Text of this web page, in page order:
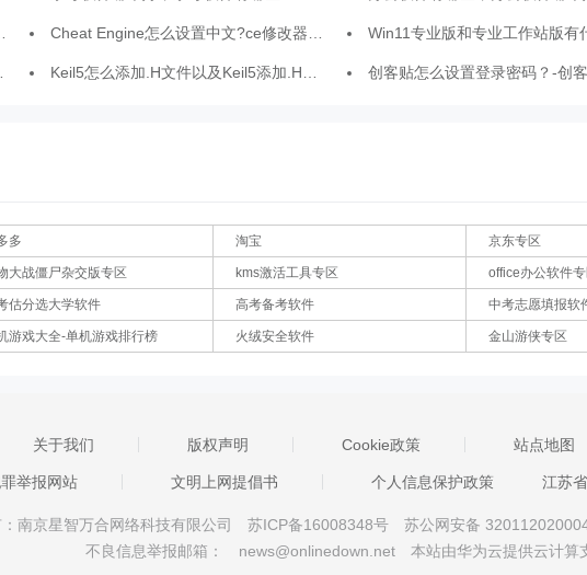
Cheat Engine怎么设置中文?ce修改器设置中文的方法 Win11专业版和专业工作站版有什么区别-专业版和专业工作
Keil5怎么添加.H文件以及Keil5添加.H文件的方法 创客贴怎么设置登录密码？-创客贴设置登录密
多 淘宝 京东专区
大战僵尸杂交版专区 kms激活工具专区 office办公软件
估分选大学软件 高考备考软件 中考志愿填报软
游戏大全-单机游戏排行榜 火绒安全软件 金山游侠专区
关于我们 版权声明 Cookie政策 站点地图
举报网站 文明上网提倡书 个人信息保护政策 江苏
南京星智万合网络科技有限公司 苏ICP备16008348号 苏公网安备
不良信息举报邮箱：
news@onlinedown.net 本站由华为云提供云计算